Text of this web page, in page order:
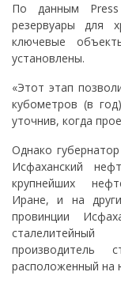
По данным
резервуары для
ключевые
установлены.
«Этот этап
кубометров (в
уточнив, когда
Однако
Исфаханский
крупнейших
Иране, и на
провинции
расположенный на